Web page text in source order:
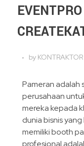
by
Pameran adalah
perusahaan
mereka kepada
dunia bisnis
memiliki booth
profesional